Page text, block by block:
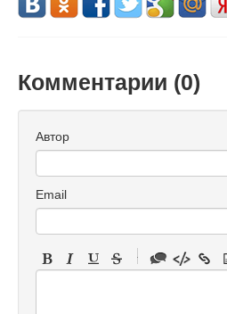
Комментарии (0)
Автор
Email
-